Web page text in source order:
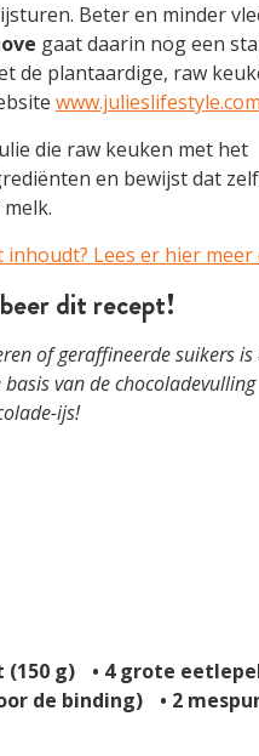
Beter en minder
gaat daarin nog een
de plantaardige, raw
www.julieslifestyle.com
die raw keuken met het
en bewijst dat
Lees er hier meer
dit recept!
of geraffineerde suikers is
van de chocoladevulling
ijs!
(150 g) • 4 grote
de binding) • 2